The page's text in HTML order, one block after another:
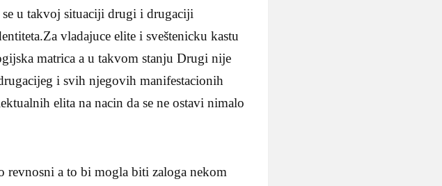
u takvoj situaciji drugi i drugaciji
vladajuce elite i sveštenicku kastu
matrica a u takvom stanju Drugi nije
i svih njegovih manifestacionih
elita na nacin da se ne ostavi nimalo
revnosni a to bi mogla biti zaloga nekom